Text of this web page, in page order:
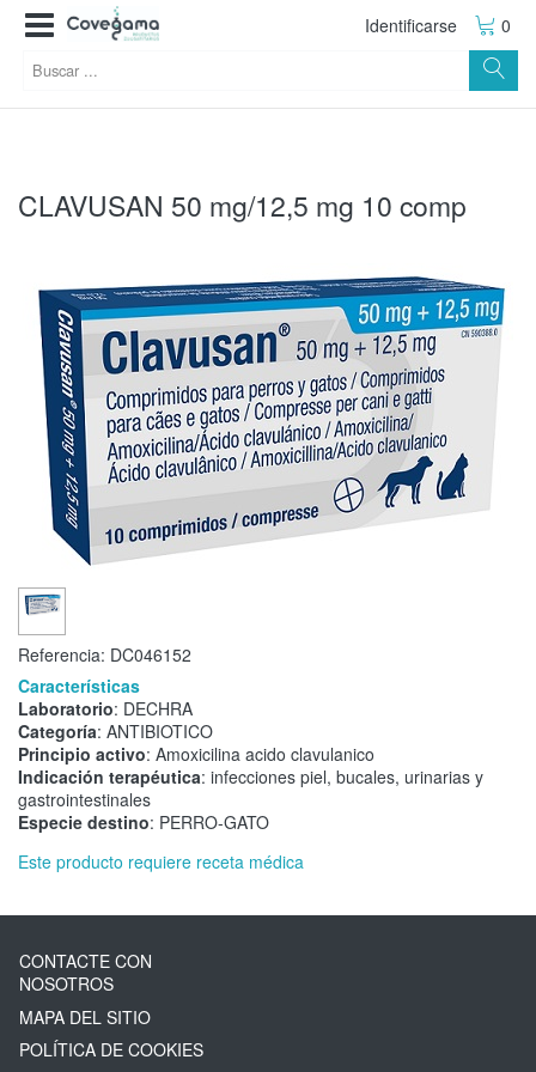
Identificarse 0
CLAVUSAN 50 mg/12,5 mg 10 comp
Referencia: DC046152
Características
Laboratorio: DECHRA
Categoría: ANTIBIOTICO
Principio activo: Amoxicilina acido clavulanico
Indicación terapéutica: infecciones piel, bucales, urinarias y
gastrointestinales
Especie destino: PERRO-GATO
Este producto requiere receta médica
CONTACTE CON
NOSOTROS
MAPA DEL SITIO
POLÍTICA DE COOKIES